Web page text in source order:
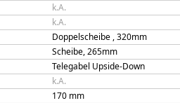
k.A.
k.A.
Doppelscheibe , 320mm
Scheibe, 265mm
Telegabel Upside-Down
k.A.
170 mm